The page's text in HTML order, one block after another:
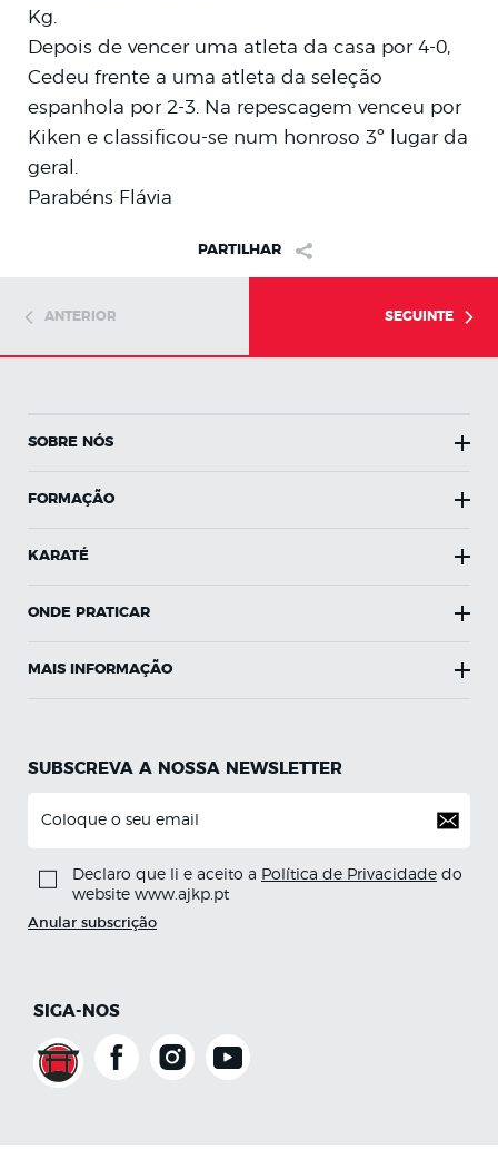
Kg.
Depois de vencer uma atleta da casa por 4-0,
Cedeu frente a uma atleta da seleção
espanhola por 2-3. Na repescagem venceu por
Kiken e classificou-se num honroso 3º lugar da
geral.
Parabéns Flávia
PARTILHAR
ANTERIOR SEGUINTE
SOBRE NÓS
FORMAÇÃO
KARATÉ
ONDE PRATICAR
MAIS INFORMAÇÃO
SUBSCREVA A NOSSA NEWSLETTER
Declaro que li e aceito a Política de Privacidade do
website www.ajkp.pt
Anular subscrição
SIGA-NOS